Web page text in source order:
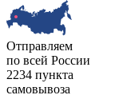
Отправляем
по всей России
2234 пункта
самовывоза